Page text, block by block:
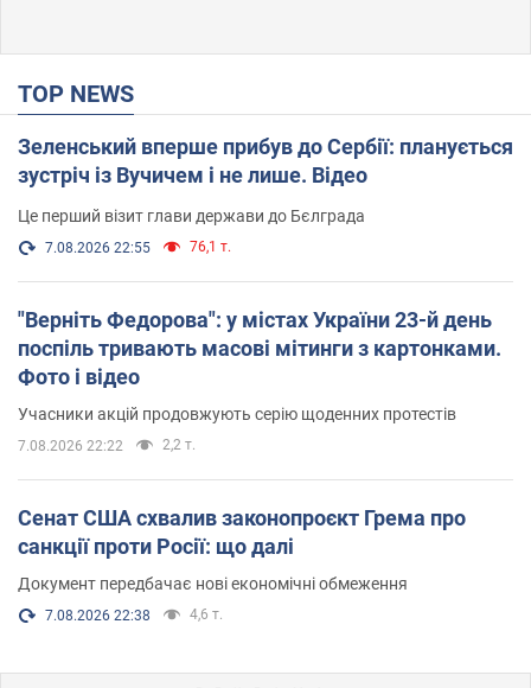
TOP NEWS
Зеленський вперше прибув до Сербії: планується
зустріч із Вучичем і не лише. Відео
Це перший візит глави держави до Бєлграда
7.08.2026 22:55 76,1 т.
"Верніть Федорова": у містах України 23-й день
поспіль тривають масові мітинги з картонками.
Фото і відео
Учасники акцій продовжують серію щоденних протестів
7.08.2026 22:22 2,2 т.
Сенат США схвалив законопроєкт Грема про
санкції проти Росії: що далі
Документ передбачає нові економічні обмеження
7.08.2026 22:38 4,6 т.